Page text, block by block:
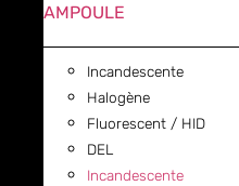
AMPOULE
Incandescente
Halogène
Fluorescent / HID
DEL
Incandescente